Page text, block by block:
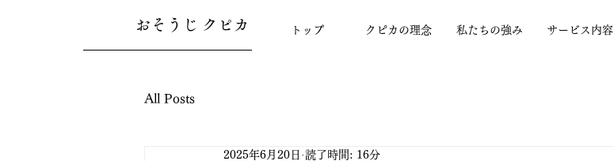
おそうじ クピカ トップ クピカの理念 私たちの強み サービス内容
All Posts
2025年6月20日 読了時間: 16分